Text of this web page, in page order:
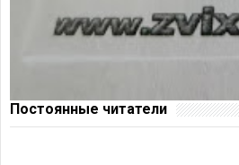
Постоянные читатели